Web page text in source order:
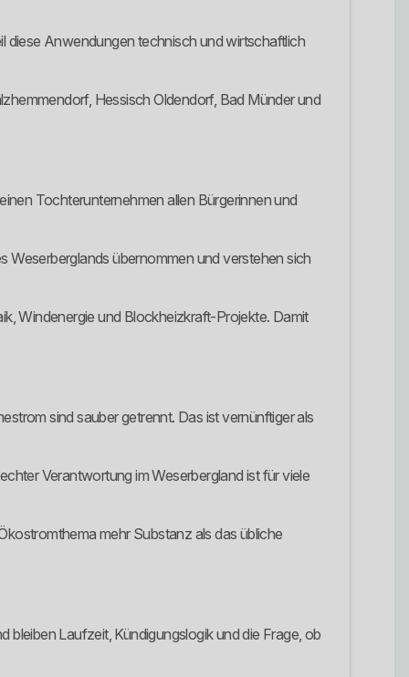
diese Anwendungen technisch und wirtschaftlich
Hessisch Oldendorf, Bad Münder und
Tochterunternehmen allen Bürgerinnen und
Weserberglands übernommen und verstehen sich
Windenergie und Blockheizkraft-Projekte. Damit
sind sauber getrennt. Das ist vernünftiger als
Verantwortung im Weserbergland ist für viele
mehr Substanz als das übliche
bleiben Laufzeit, Kündigungslogik und die Frage, ob